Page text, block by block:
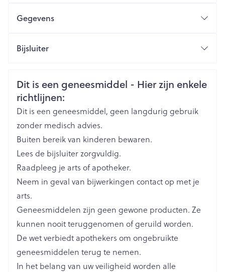
Gegevens
Merken
Breedte 67 mm
Lengte
Diepte 80 mm
Verpakking
90
Actieve
Ingrediënten
tamsulosine hydrochloride
Bijsluiter
Veiligheidsinformatie
Dit is een geneesmiddel - Hier zijn enkele
richtlijnen:
Dit is een geneesmiddel, geen langdurig gebruik
zonder medisch advies.
Buiten bereik van kinderen bewaren.
Lees de bijsluiter zorgvuldig.
Raadpleeg je arts of apotheker.
Neem in geval van bijwerkingen contact op met je
arts.
Geneesmiddelen zijn geen gewone producten. Ze
kunnen nooit teruggenomen of geruild worden.
De wet verbiedt apothekers om ongebruikte
geneesmiddelen terug te nemen.
In het belang van uw veiligheid worden alle